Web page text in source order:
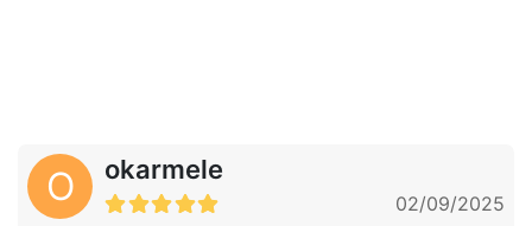
O okarmele
02/09/2025